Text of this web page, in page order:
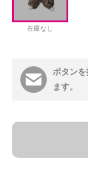
在庫なし
ボタン
ます。